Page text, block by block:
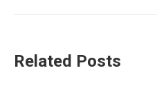
Related Posts